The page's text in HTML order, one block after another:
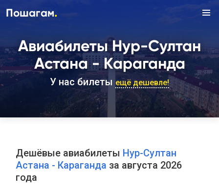
Пошагам.
Авиабилеты Нур-Султан
Астана - Караганда
У нас билеты ещё дешевле!
Дешёвые авиабилеты Нур-Султан
Астана - Караганда за августа 2026
года